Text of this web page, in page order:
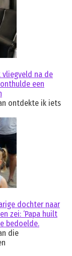
na de
een
ontdekte ik iets
dochter naar
zei: ‘Papa huilt
bedoelde.
die